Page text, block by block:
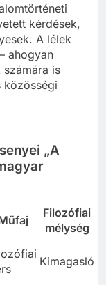
kérdések,
A lélek
ahogyan
számára is
közösségi
„A
Filozófiai
mélység
Kimagasló